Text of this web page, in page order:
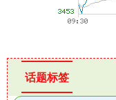
话题标签